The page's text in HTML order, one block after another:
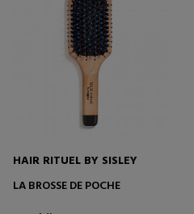
HAIR RITUEL BY SISLEY
LA BROSSE DE POCHE